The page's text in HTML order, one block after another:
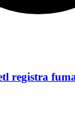
registra